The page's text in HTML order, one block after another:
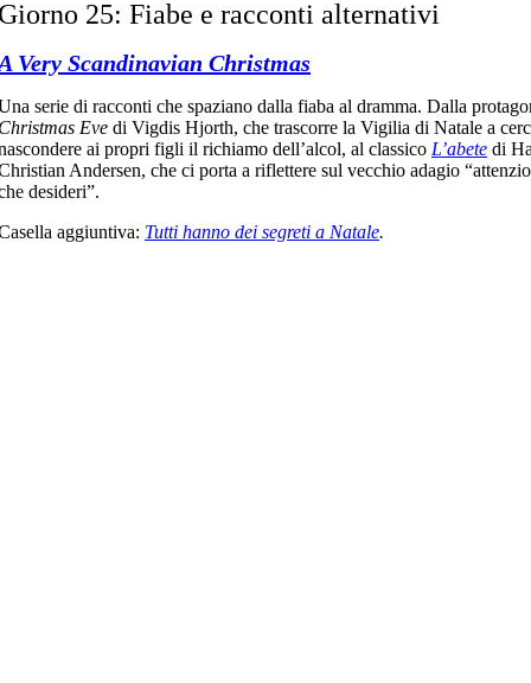
25: Fiabe e racconti alternativi
Very Scandinavian Christmas
serie di racconti che spaziano dalla fiaba al dramma. Dalla
Eve di Vigdis Hjorth, che trascorre la Vigilia di Natale a
ai propri figli il richiamo dell’alcol, al classico L’abete di
Andersen, che ci porta a riflettere sul vecchio adagio
desideri”.
aggiuntiva: Tutti hanno dei segreti a Natale.